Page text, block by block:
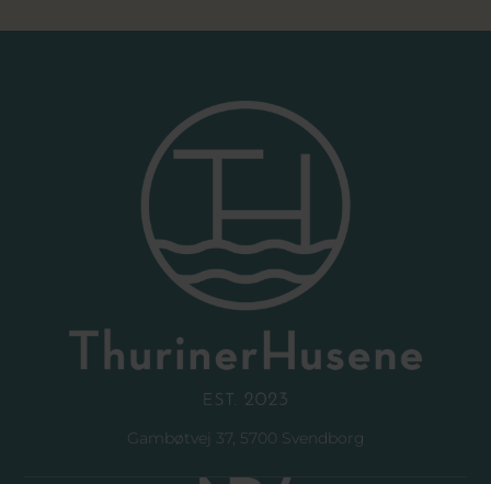
Gambøtvej 37, 5700 Svendborg